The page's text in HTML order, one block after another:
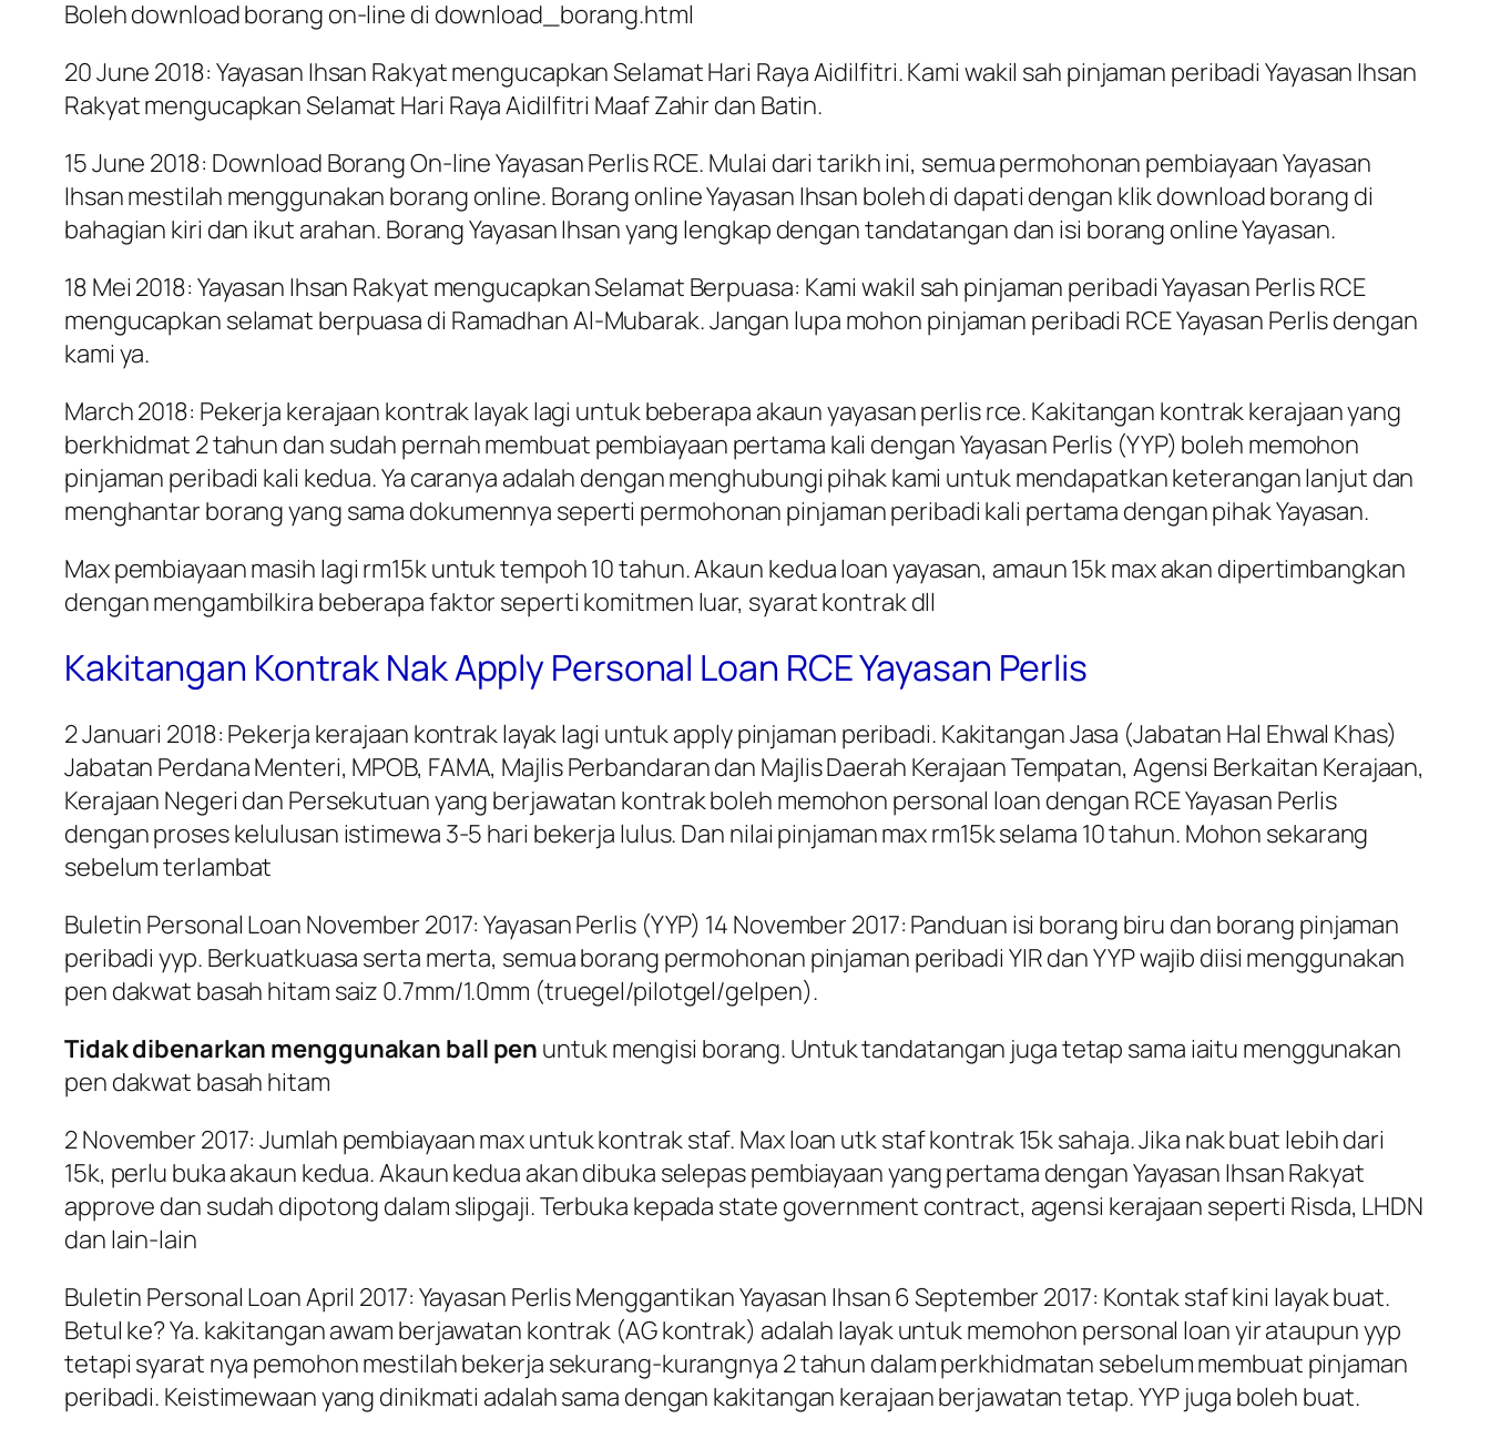
Boleh download borang on-line di download_borang.html
20 June 2018: Yayasan Ihsan Rakyat mengucapkan Selamat Hari Raya Aidilfitri. Kami wakil sah pinjaman peribadi Yayasan Ihsan
Rakyat mengucapkan Selamat Hari Raya Aidilfitri Maaf Zahir dan Batin.
15 June 2018: Download Borang On-line Yayasan Perlis RCE. Mulai dari tarikh ini, semua permohonan pembiayaan Yayasan
Ihsan mestilah menggunakan borang online. Borang online Yayasan Ihsan boleh di dapati dengan klik download borang di
bahagian kiri dan ikut arahan. Borang Yayasan Ihsan yang lengkap dengan tandatangan dan isi borang online Yayasan.
18 Mei 2018: Yayasan Ihsan Rakyat mengucapkan Selamat Berpuasa: Kami wakil sah pinjaman peribadi Yayasan Perlis RCE
mengucapkan selamat berpuasa di Ramadhan Al-Mubarak. Jangan lupa mohon pinjaman peribadi RCE Yayasan Perlis dengan
kami ya.
March 2018: Pekerja kerajaan kontrak layak lagi untuk beberapa akaun yayasan perlis rce. Kakitangan kontrak kerajaan yang
berkhidmat 2 tahun dan sudah pernah membuat pembiayaan pertama kali dengan Yayasan Perlis (YYP) boleh memohon
pinjaman peribadi kali kedua. Ya caranya adalah dengan menghubungi pihak kami untuk mendapatkan keterangan lanjut dan
menghantar borang yang sama dokumennya seperti permohonan pinjaman peribadi kali pertama dengan pihak Yayasan.
Max pembiayaan masih lagi rm15k untuk tempoh 10 tahun. Akaun kedua loan yayasan, amaun 15k max akan dipertimbangkan
dengan mengambilkira beberapa faktor seperti komitmen luar, syarat kontrak dll
Kakitangan Kontrak Nak Apply Personal Loan RCE Yayasan Perlis
2 Januari 2018: Pekerja kerajaan kontrak layak lagi untuk apply pinjaman peribadi. Kakitangan Jasa (Jabatan Hal Ehwal Khas)
Jabatan Perdana Menteri, MPOB, FAMA, Majlis Perbandaran dan Majlis Daerah Kerajaan Tempatan, Agensi Berkaitan Kerajaan,
Kerajaan Negeri dan Persekutuan yang berjawatan kontrak boleh memohon personal loan dengan RCE Yayasan Perlis
dengan proses kelulusan istimewa 3-5 hari bekerja lulus. Dan nilai pinjaman max rm15k selama 10 tahun. Mohon sekarang
sebelum terlambat
Buletin Personal Loan November 2017: Yayasan Perlis (YYP) 14 November 2017: Panduan isi borang biru dan borang pinjaman
peribadi yyp. Berkuatkuasa serta merta, semua borang permohonan pinjaman peribadi YIR dan YYP wajib diisi menggunakan
pen dakwat basah hitam saiz 0.7mm/1.0mm (truegel/pilotgel/gelpen).
Tidak dibenarkan menggunakan ball pen untuk mengisi borang. Untuk tandatangan juga tetap sama iaitu menggunakan
pen dakwat basah hitam
2 November 2017: Jumlah pembiayaan max untuk kontrak staf. Max loan utk staf kontrak 15k sahaja. Jika nak buat lebih dari
15k, perlu buka akaun kedua. Akaun kedua akan dibuka selepas pembiayaan yang pertama dengan Yayasan Ihsan Rakyat
approve dan sudah dipotong dalam slipgaji. Terbuka kepada state government contract, agensi kerajaan seperti Risda, LHDN
dan lain-lain
Buletin Personal Loan April 2017: Yayasan Perlis Menggantikan Yayasan Ihsan 6 September 2017: Kontak staf kini layak buat.
Betul ke? Ya. kakitangan awam berjawatan kontrak (AG kontrak) adalah layak untuk memohon personal loan yir ataupun yyp
tetapi syarat nya pemohon mestilah bekerja sekurang-kurangnya 2 tahun dalam perkhidmatan sebelum membuat pinjaman
peribadi. Keistimewaan yang dinikmati adalah sama dengan kakitangan kerajaan berjawatan tetap. YYP juga boleh buat.